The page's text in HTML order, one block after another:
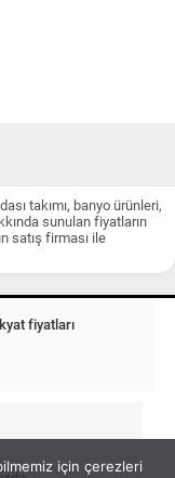
takımı, banyo ürünleri,
sunulan fiyatların
satış firması ile
fiyatları
için çerezleri